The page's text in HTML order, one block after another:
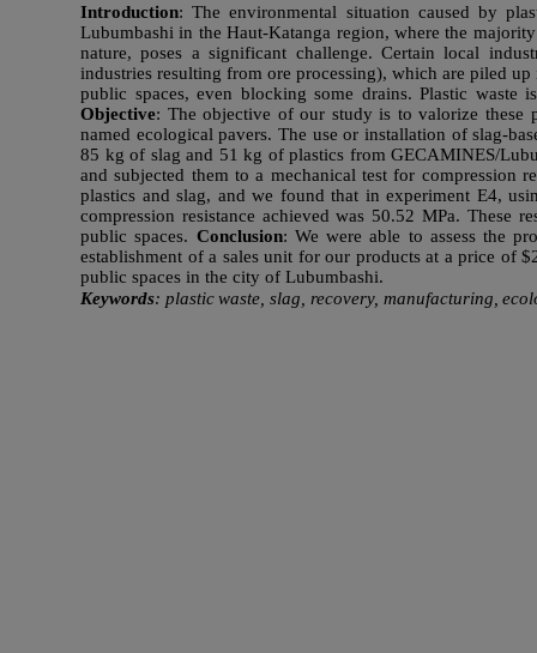
Introduction: The environmental situation caused by
Lubumbashi in the Haut-Katanga region, where the
nature, poses a significant challenge. Certain local
industries resulting from ore processing), which are piled
public spaces, even blocking some drains. Plastic
Objective: The objective of our study is to valorize these
named ecological pavers. The use or installation of slag-
85 kg of slag and 51 kg of plastics from GECAMINES/
and subjected them to a mechanical test for compression
plastics and slag, and we found that in experiment E4,
compression resistance achieved was 50.52 MPa. These
public spaces. Conclusion: We were able to assess the
establishment of a sales unit for our products at a price of
public spaces in the city of Lubumbashi.
Keywords: plastic waste, slag, recovery, manufacturing,